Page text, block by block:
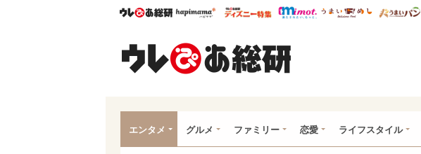
ウレぴあ総研ハピママ* ウレぴあ総研 ディズニー特集
mimot. うまいめし
エンタメ グルメ ファミリー 恋愛 ライフスタイル